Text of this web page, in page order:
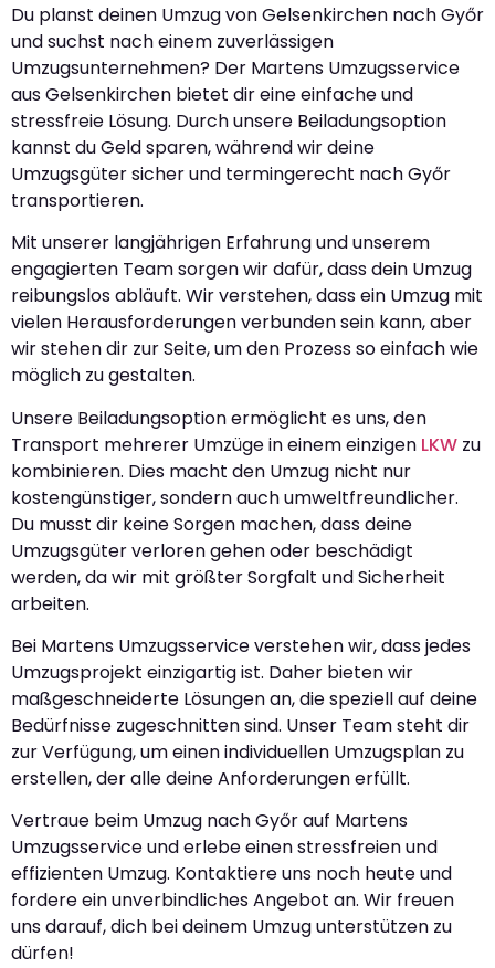
Du planst deinen Umzug von Gelsenkirchen nach Győr
und suchst nach einem zuverlässigen
Umzugsunternehmen? Der Martens Umzugsservice
aus Gelsenkirchen bietet dir eine einfache und
stressfreie Lösung. Durch unsere Beiladungsoption
kannst du Geld sparen, während wir deine
Umzugsgüter sicher und termingerecht nach Győr
transportieren.
Mit unserer langjährigen Erfahrung und unserem
engagierten Team sorgen wir dafür, dass dein Umzug
reibungslos abläuft. Wir verstehen, dass ein Umzug mit
vielen Herausforderungen verbunden sein kann, aber
wir stehen dir zur Seite, um den Prozess so einfach wie
möglich zu gestalten.
Unsere Beiladungsoption ermöglicht es uns, den
Transport mehrerer Umzüge in einem einzigen LKW zu
kombinieren. Dies macht den Umzug nicht nur
kostengünstiger, sondern auch umweltfreundlicher.
Du musst dir keine Sorgen machen, dass deine
Umzugsgüter verloren gehen oder beschädigt
werden, da wir mit größter Sorgfalt und Sicherheit
arbeiten.
Bei Martens Umzugsservice verstehen wir, dass jedes
Umzugsprojekt einzigartig ist. Daher bieten wir
maßgeschneiderte Lösungen an, die speziell auf deine
Bedürfnisse zugeschnitten sind. Unser Team steht dir
zur Verfügung, um einen individuellen Umzugsplan zu
erstellen, der alle deine Anforderungen erfüllt.
Vertraue beim Umzug nach Győr auf Martens
Umzugsservice und erlebe einen stressfreien und
effizienten Umzug. Kontaktiere uns noch heute und
fordere ein unverbindliches Angebot an. Wir freuen
uns darauf, dich bei deinem Umzug unterstützen zu
dürfen!